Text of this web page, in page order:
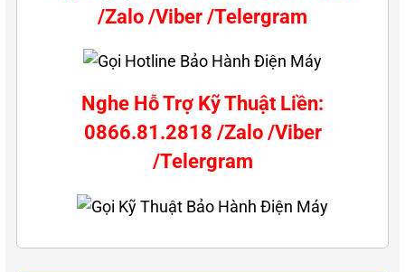
/Zalo /Viber /Telergram
Nghe Hỗ Trợ Kỹ Thuật Liền:
0866.81.2818 /Zalo /Viber
/Telergram